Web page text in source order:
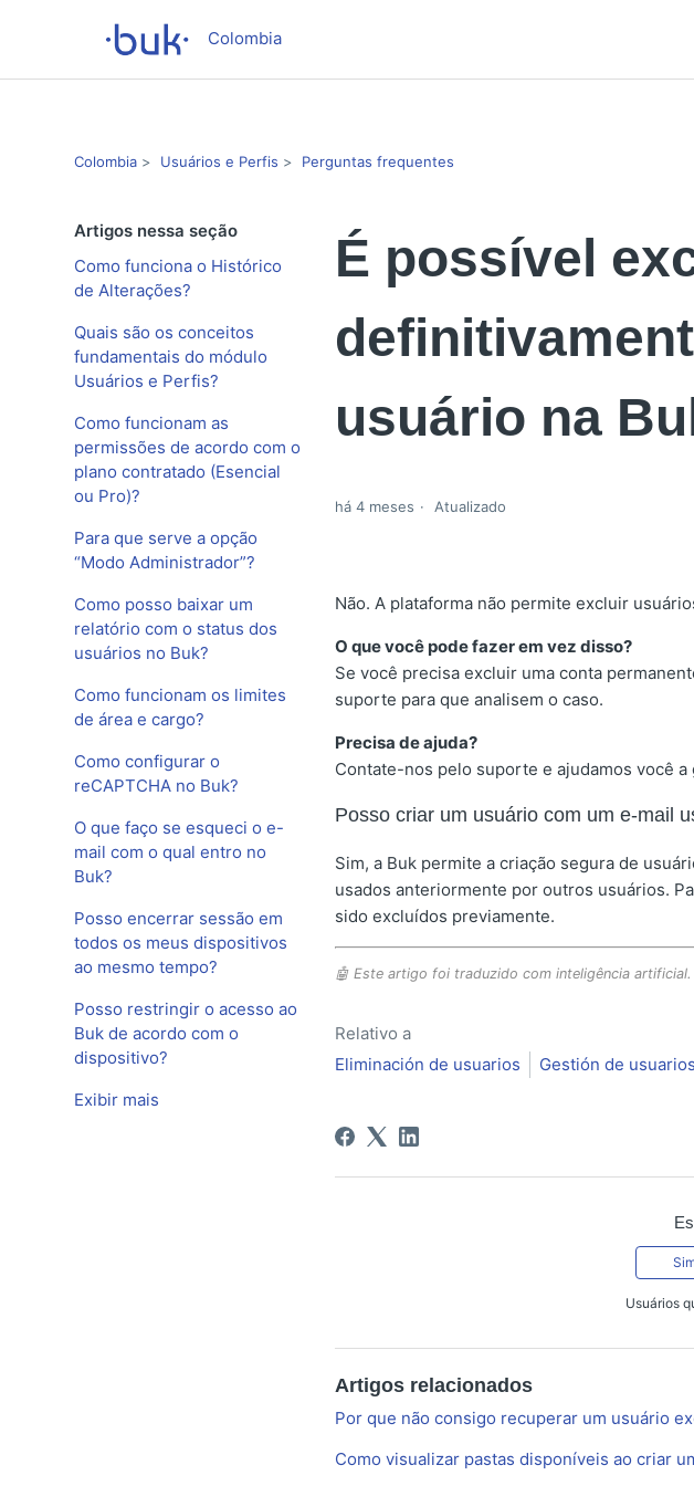
Colombia
Colombia Usuários e Perfis Perguntas frequentes
Artigos nessa seção
Como funciona o Histórico
de Alterações?
Quais são os conceitos
fundamentais do módulo
Usuários e Perfis?
Como funcionam as
permissões de acordo com o
plano contratado (Esencial
ou Pro)?
Para que serve a opção
“Modo Administrador”?
Como posso baixar um
relatório com o status dos
usuários no Buk?
Como funcionam os limites
de área e cargo?
Como configurar o
reCAPTCHA no Buk?
O que faço se esqueci o e-
mail com o qual entro no
Buk?
Posso encerrar sessão em
todos os meus dispositivos
ao mesmo tempo?
Posso restringir o acesso ao
Buk de acordo com o
dispositivo?
Exibir mais
É possível
usuário na
há 4 meses Atualizado
Não. A plataforma não permite excluir
O que você pode fazer em vez disso?
Se você precisa excluir uma conta
suporte para que analisem o caso.
Precisa de ajuda?
Contate-nos pelo suporte e ajudamos você
Posso criar um usuário com um e-mail
Sim, a Buk permite a criação segura de
usados anteriormente por outros usuários.
sido excluídos previamente.
🤖 Este artigo foi traduzido com inteligência artificial.
Relativo a
Eliminación de usuarios
Gestión de usuarios
Usuários
Artigos relacionados
Por que não consigo recuperar um usuário
Como visualizar pastas disponíveis ao criar